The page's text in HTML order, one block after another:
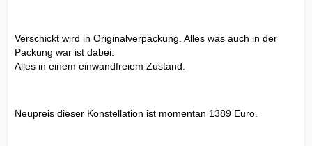
Verschickt wird in Originalverpackung. Alles was auch in der
Packung war ist dabei.
Alles in einem einwandfreiem Zustand.
Neupreis dieser Konstellation ist momentan 1389 Euro.